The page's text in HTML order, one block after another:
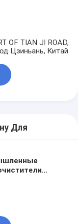
OF TIAN JI ROAD,
Цзиньань, Китай
Для